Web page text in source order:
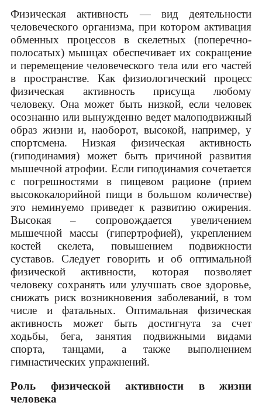
Физическая активность — вид деятельности
человеческого организма, при котором активация
обменных процессов в скелетных (поперечно-
полосатых) мышцах обеспечивает их сокращение
и перемещение человеческого тела или его частей
в пространстве. Как физиологический процесс
физическая активность присуща любому
человеку. Она может быть низкой, если человек
осознанно или вынужденно ведет малоподвижный
образ жизни и, наоборот, высокой, например, у
спортсмена. Низкая физическая активность
(гиподинамия) может быть причиной развития
мышечной атрофии. Если гиподинамия сочетается
с погрешностями в пищевом рационе (прием
высококалорийной пищи в большом количестве)
это неминуемо приведет к развитию ожирения.
Высокая – сопровождается увеличением
мышечной массы (гипертрофией), укреплением
костей скелета, повышением подвижности
суставов. Следует говорить и об оптимальной
физической активности, которая позволяет
человеку сохранять или улучшать свое здоровье,
снижать риск возникновения заболеваний, в том
числе и фатальных. Оптимальная физическая
активность может быть достигнута за счет
ходьбы, бега, занятия подвижными видами
спорта, танцами, а также выполнением
гимнастических упражнений.
Роль физической активности в жизни
человека